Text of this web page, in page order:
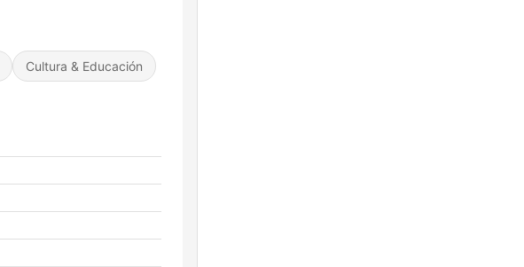
Cultura & Educación